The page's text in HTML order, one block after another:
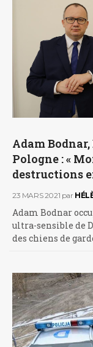
Adam
Pologne : «
destructions
23 MARS 2021 par
Adam Bodnar
ultra-sensible de
des chiens de